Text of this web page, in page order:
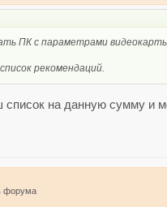
ПК с параметрами
рекомендаций.
на данную сумму и
форума